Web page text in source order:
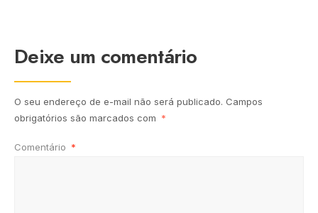
Deixe um comentário
O seu endereço de e-mail não será publicado. Campos
obrigatórios são marcados com *
Comentário *